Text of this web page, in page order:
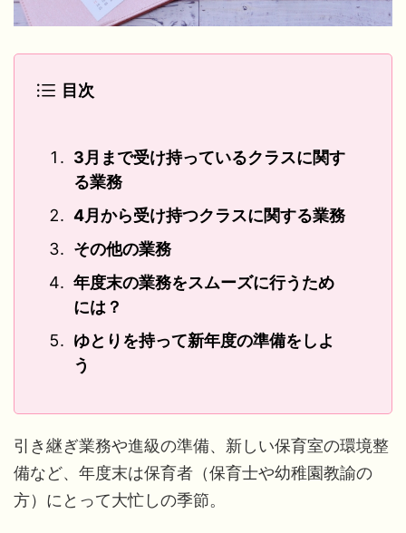
目次
3月まで受け持っているクラスに関す
る業務
4月から受け持つクラスに関する業務
その他の業務
年度末の業務をスムーズに行うため
には？
ゆとりを持って新年度の準備をしよ
う
引き継ぎ業務や進級の準備、新しい保育室の環境整
備など、年度末は保育者（保育士や幼稚園教諭の
方）にとって大忙しの季節。